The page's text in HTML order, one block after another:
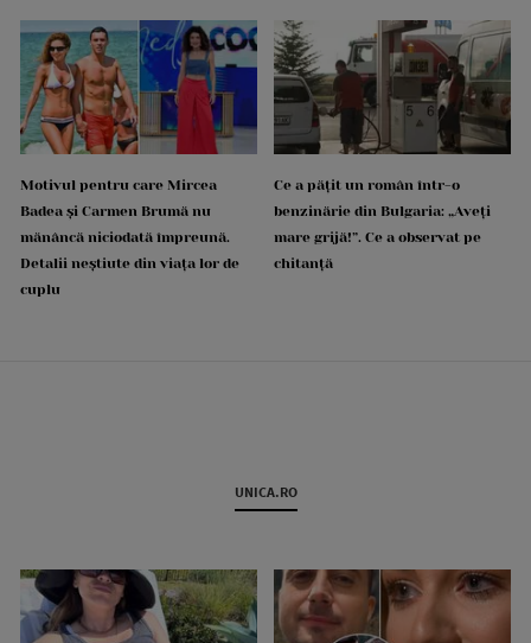
Motivul pentru care Mircea
Badea și Carmen Brumă nu
mănâncă niciodată împreună.
Detalii neștiute din viața lor de
cuplu
Ce a pățit un român într-o
benzinărie din Bulgaria: „Aveți
mare grijă!”. Ce a observat pe
chitanță
UNICA.RO